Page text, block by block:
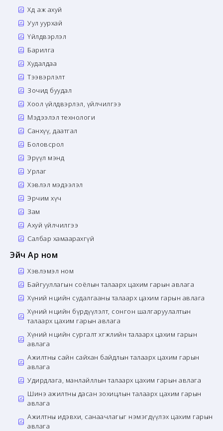
Хөдөө аж ахуй
Уул уурхай
Үйлдвэрлэл
Барилга
Худалдаа
Тээвэрлэлт
Зочид буудал
Хоол үйлдвэрлэл, үйлчилгээ
Мэдээлэл технологи
Санхүү, даатгал
Боловсрол
Эрүүл мэнд
Урлаг
Хэвлэл мэдээлэл
Эрчим хүч
Зам
Ахуй үйлчилгээ
Салбар хамаарахгүй
Эйч Ар ном
Хэвлэмэл ном
Байгууллагын соёлын талаарх цахим гарын авлага
Хүний нөөцийн судалгааны талаарх цахим гарын авлага
Хүний нөөцийн бүрдүүлэлт, сонгон шалгаруулалтын
талаарх цахим гарын авлага
Хүний нөөцийн сургалт хөгжлийн талаарх цахим гарын
авлага
Ажилтны сайн сайхан байдлын талаарх цахим гарын
авлага
Удирдлага, манлайллын талаарх цахим гарын авлага
Шинэ ажилтны дасан зохицлын талаарх цахим гарын
авлага
Ажилтны идэвхи, санаачлагыг нэмэгдүүлэх цахим гарын
авлага